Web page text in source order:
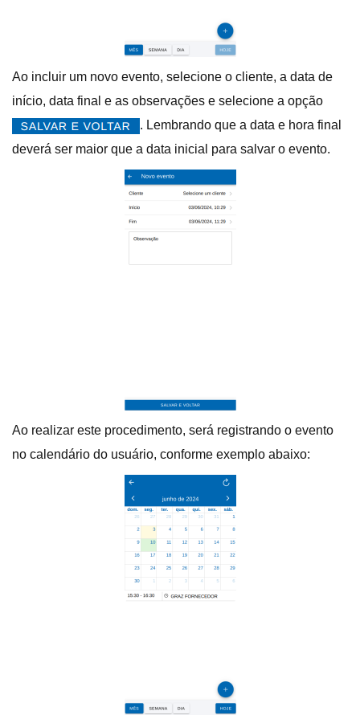
Ao incluir um novo evento, selecione o cliente, a data de
início, data final e as observações e selecione a opção
. Lembrando que a data e hora final
deverá ser maior que a data inicial para salvar o evento.
Ao realizar este procedimento, será registrando o evento
no calendário do usuário, conforme exemplo abaixo: